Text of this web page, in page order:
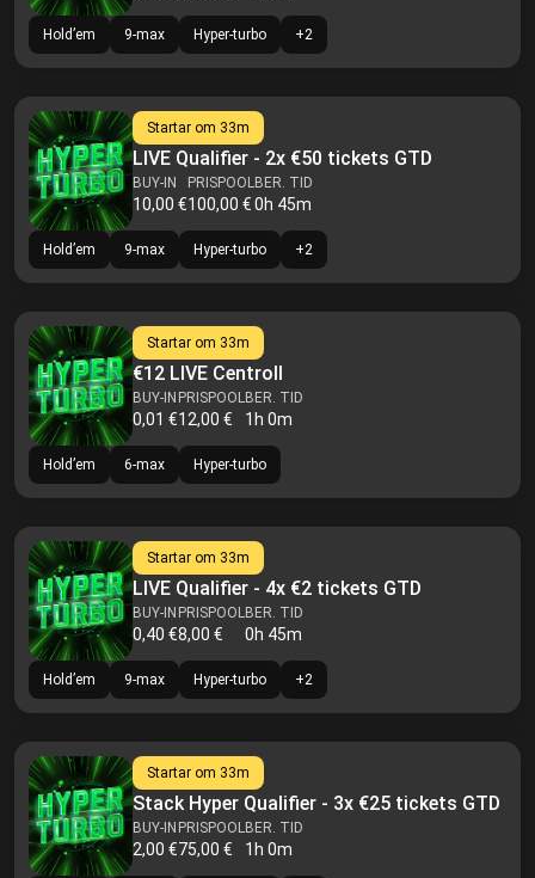
Hold’em 9-max Hyper-turbo +2
Startar om 33m
LIVE Qualifier - 2x €50 tickets GTD
BUY-IN
10,00 €
PRISPOOL
100,00 €
BER. TID
0h 45m
Hold’em 9-max Hyper-turbo +2
Startar om 33m
€12 LIVE Centroll
BUY-IN
0,01 €
PRISPOOL
12,00 €
BER. TID
1h 0m
Hold’em 6-max Hyper-turbo
Startar om 33m
LIVE Qualifier - 4x €2 tickets GTD
BUY-IN
0,40 €
PRISPOOL
8,00 €
BER. TID
0h 45m
Hold’em 9-max Hyper-turbo +2
Startar om 33m
Stack Hyper Qualifier - 3x €25 tickets GTD
BUY-IN
2,00 €
PRISPOOL
75,00 €
BER. TID
1h 0m